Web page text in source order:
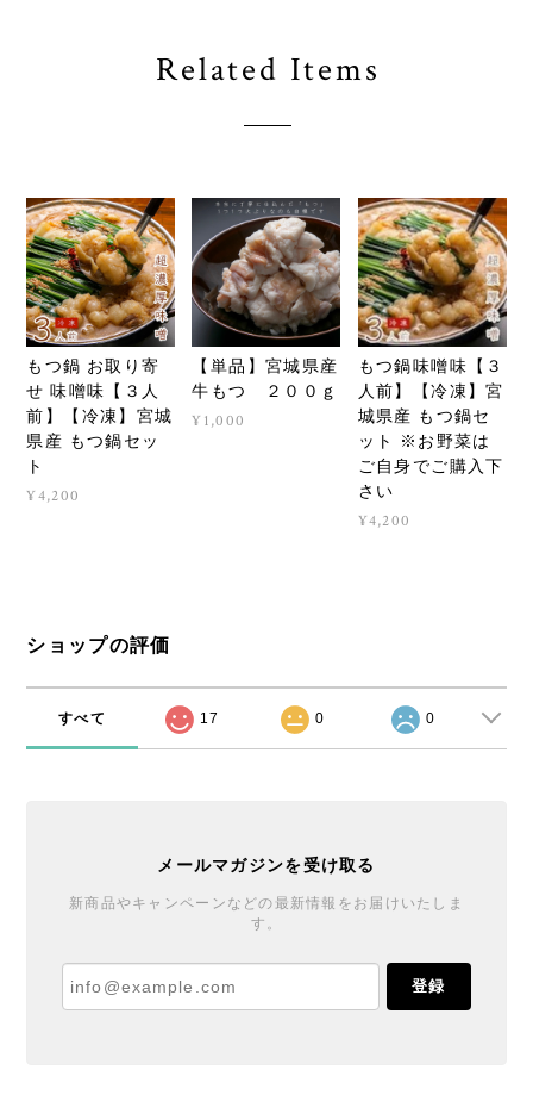
Related Items
もつ鍋 お取り寄
せ 味噌味【３人
前】【冷凍】宮城
県産 もつ鍋セッ
ト
¥4,200
【単品】宮城県産
牛もつ ２００ｇ
¥1,000
もつ鍋味噌味【３
人前】【冷凍】宮
城県産 もつ鍋セ
ット ※お野菜は
ご自身でご購入下
さい
¥4,200
ショップの評価
すべて 17 0 0
メールマガジンを受け取る
新商品やキャンペーンなどの最新情報をお届けいたしま
す。
登録